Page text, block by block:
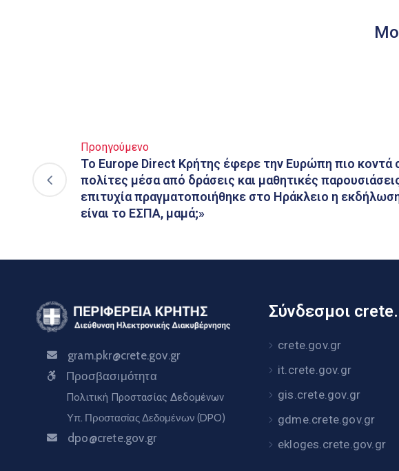
Προηγούμενο
Το Europe Direct Κρήτης έφερε την Ευρώπη πιο κοντά
πολίτες μέσα από δράσεις και μαθητικές
επιτυχία πραγματοποιήθηκε στο Ηράκλειο η
είναι το ΕΣΠΑ, μαμά;»
gram.pkr@crete.gov.gr
Προσβασιμότητα
Πολιτική Προστασίας Δεδομένων
Υπ. Προστασίας Δεδομένων (DPO)
dpo@crete.gov.gr
Σύνδεσμοι
crete.gov.gr
it.crete.gov.gr
gis.crete.gov.gr
gdme.crete.gov.gr
ekloges.crete.gov.gr